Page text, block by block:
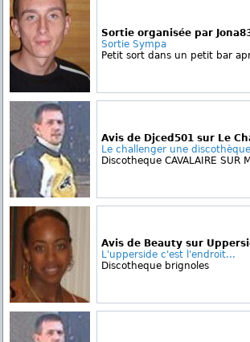
Sortie organisée par
Sortie Sympa
Petit sort dans un petit bar
Avis de Djced501 sur Le
Le challenger une
Discotheque CAVALAIRE SUR
Avis de Beauty sur
L'upperside c'est l'endroit...
Discotheque brignoles